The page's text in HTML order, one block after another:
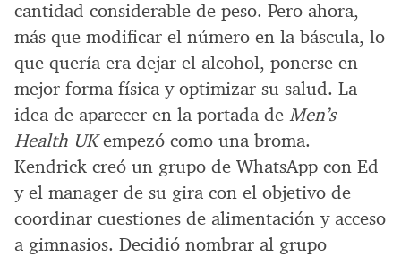
cantidad considerable de peso. Pero ahora,
más que modificar el número en la báscula, lo
que quería era dejar el alcohol, ponerse en
mejor forma física y optimizar su salud. La
idea de aparecer en la portada de Men’s
Health UKempezó como una broma.
Kendrick creó un grupo de WhatsApp con Ed
y el manager de su gira con el objetivo de
coordinar cuestiones de alimentación y acceso
a gimnasios. Decidió nombrar al grupo